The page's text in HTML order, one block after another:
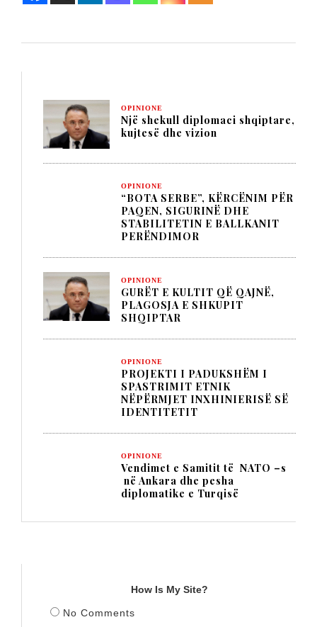
OPINIONE
Një shekull diplomaci shqiptare,
kujtesë dhe vizion
OPINIONE
“BOTA SERBE”, KËRCËNIM PËR
PAQEN, SIGURINË DHE
STABILITETIN E BALLKANIT
PERËNDIMOR
OPINIONE
GURËT E KULTIT QË QAJNË,
PLAGOSJA E SHKUPIT
SHQIPTAR
OPINIONE
PROJEKTI I PADUKSHËM I
SPASTRIMIT ETNIK
NËPËRMJET INXHINIERISË SË
IDENTITETIT
OPINIONE
Vendimet e Samitit të NATO –s
në Ankara dhe pesha
diplomatike e Turqisë
How Is My Site?
No Comments